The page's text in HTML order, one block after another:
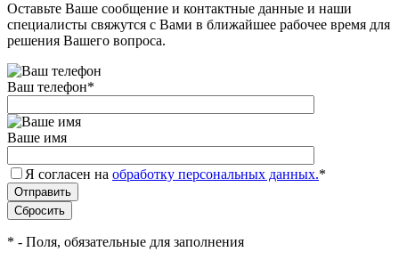
Оставьте Ваше сообщение и контактные данные и наши
специалисты свяжутся с Вами в ближайшее рабочее время для
решения Вашего вопроса.
Ваш телефон*
Ваше имя
Я согласен на обработку персональных данных.*
* - Поля, обязательные для заполнения